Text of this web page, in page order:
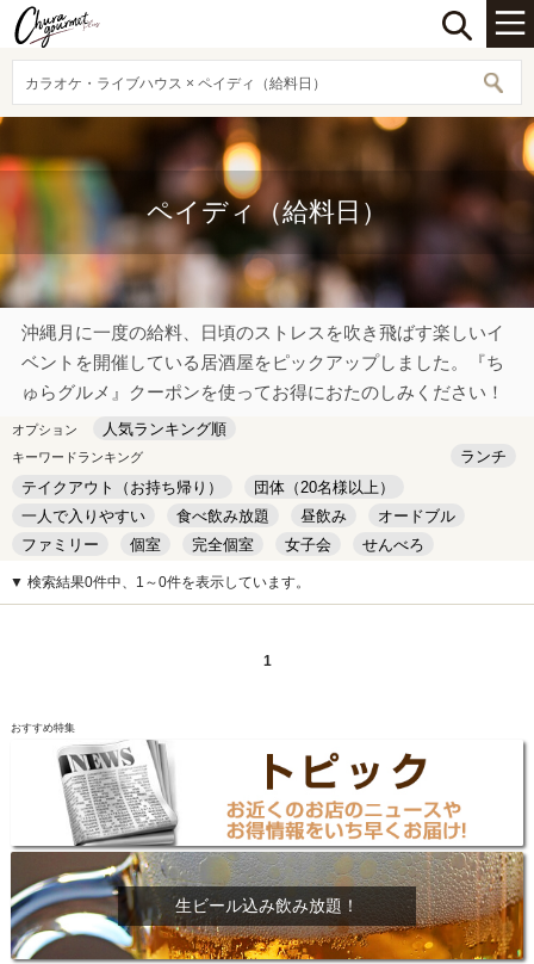
カラオケ・ライブハウス × ペイディ（給料日）
ペイディ（給料日）
沖縄月に一度の給料、日頃のストレスを吹き飛ばす楽しいイ
ベントを開催している居酒屋をピックアップしました。『ち
ゅらグルメ』クーポンを使ってお得におたのしみください！
オプション 人気ランキング順
キーワードランキング
ランチ
テイクアウト（お持ち帰り）
団体（20名様以上）
一人で入りやすい
食べ飲み放題 昼飲み
オードブル
ファミリー
個室 完全個室 女子会
せんべろ
キッズルーム
安い デート
▼ 検索結果0件中、1～0件を表示しています。
1
おすすめ特集
生ビール込み飲み放題！